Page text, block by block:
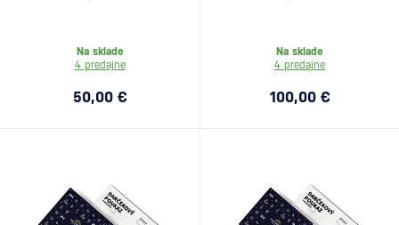
Na sklade
4 predajne
50,00 €
Na sklade
4 predajne
100,00 €